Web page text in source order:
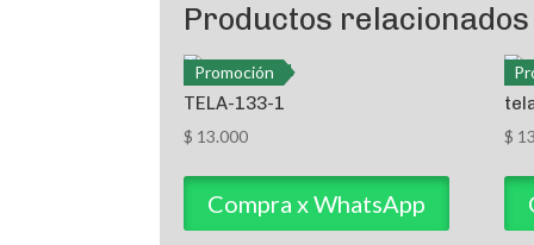
Productos relacionados
Promoción
TELA-133-1
$ 13.000
Compra x WhatsApp
$